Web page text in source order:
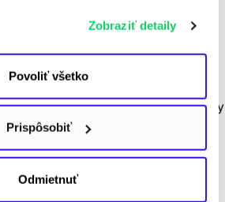
tretích krajinách. Ďalšie
nastaveniach
údajov
Zobraziť detaily
Povoliť všetko
Prispôsobiť
Odmietnuť
,Užitočné rady
náučno-poznávacia trasa na
190 km a spája banské pamiatky
Slovensku. Spája mestá